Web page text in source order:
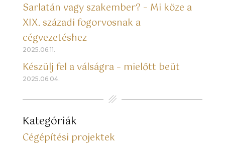
Sarlatán vagy szakember? – Mi köze a
XIX. századi fogorvosnak a
cégvezetéshez
2025.06.11.
Készülj fel a válságra – mielőtt beüt
2025.06.04.
Kategóriák
Cégépítési projektek